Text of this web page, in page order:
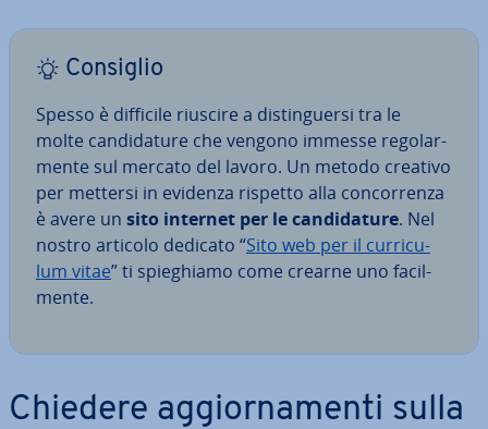
Consiglio
Spesso è difficile riuscire a di­stin­guer­si tra le
molte can­di­da­tu­re che vengono immesse re­go­lar­
men­te sul mercato del lavoro. Un metodo creativo
per mettersi in evidenza rispetto alla con­cor­ren­za
è avere un sito internet per le can­di­da­tu­re. Nel
nostro articolo dedicato “Sito web per il cur­ri­cu­
lum vitae” ti spie­ghia­mo come crearne uno fa­cil­
men­te.
Chiedere ag­gior­na­men­ti sulla